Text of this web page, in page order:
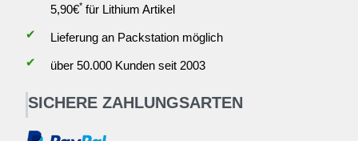
5,90€*für Lithium Artikel
✔
Lieferung an Packstation möglich
✔
über 50.000 Kunden seit 2003
SICHERE ZAHLUNGSARTEN